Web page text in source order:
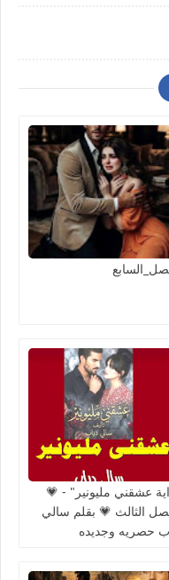
عشقني مليونير" - 💗
الثالث 💗 بقلم سالي
حصريه وجديده